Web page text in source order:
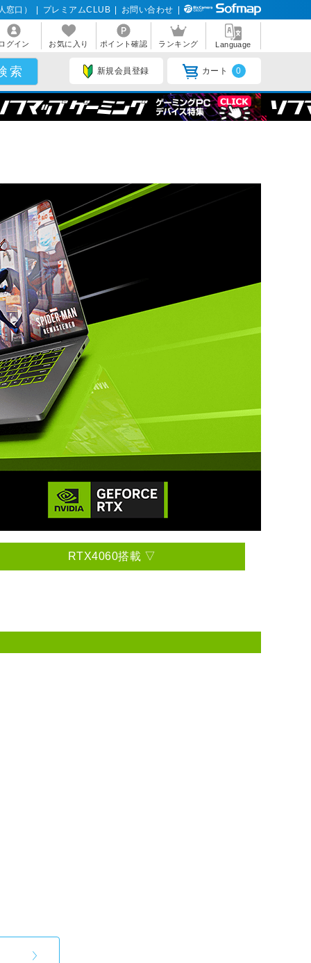
窓口） プレミアムCLUB お問い合わせ
ログイン お気に入り ポイント確認 ランキング Language
新規会員登録 カート 0
RTX4060搭載 ▽